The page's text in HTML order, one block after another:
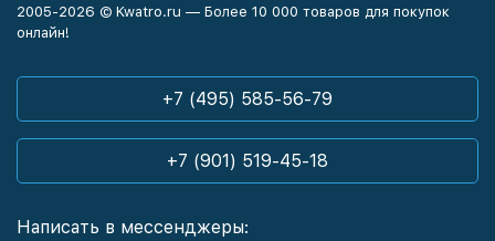
2005-2026 © Kwatro.ru — Более 10 000 товаров для покупок
онлайн!
+7 (495) 585-56-79
+7 (901) 519-45-18
Написать в мессенджеры: